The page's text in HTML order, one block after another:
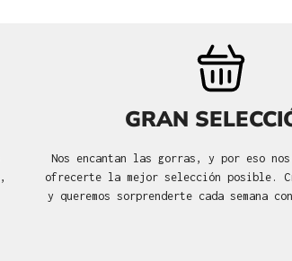
GRAN
Nos encantan las gorras, y por eso nos
ofrecerte la mejor selección posible.
y queremos sorprenderte cada semana